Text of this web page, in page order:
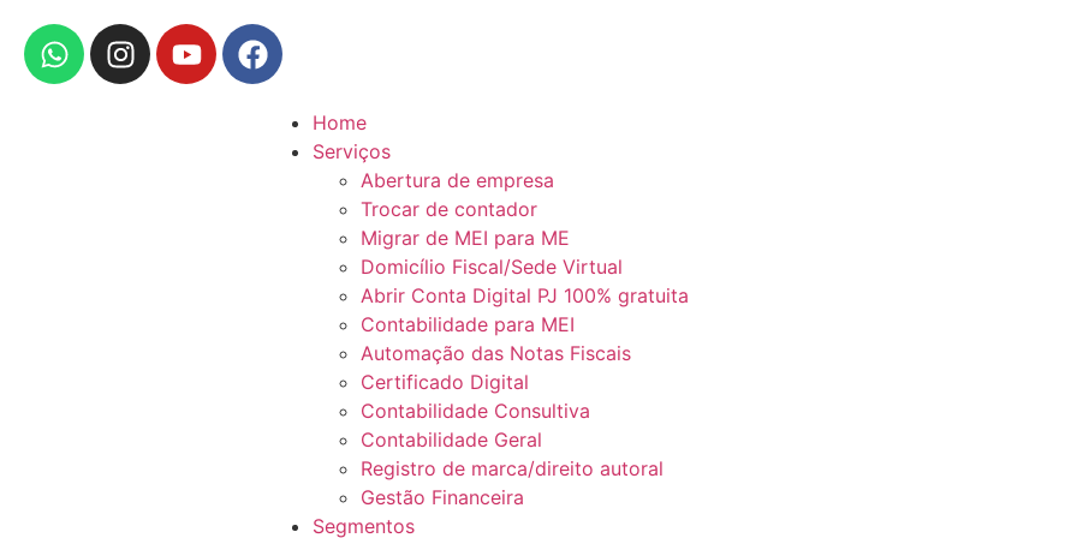
Home
Serviços
Abertura de empresa
Trocar de contador
Migrar de MEI para ME
Domicílio Fiscal/Sede Virtual
Abrir Conta Digital PJ 100% gratuita
Contabilidade para MEI
Automação das Notas Fiscais
Certificado Digital
Contabilidade Consultiva
Contabilidade Geral
Registro de marca/direito autoral
Gestão Financeira
Segmentos